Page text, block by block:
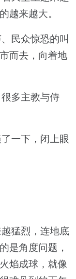
越来越大。
民众惊恐的叫
而去，向着地
多主教与侍
一下，闭上眼
猛烈，连地底
是角度问题，
焰成球，就像